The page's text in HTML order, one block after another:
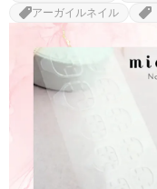
アーガイルネイル